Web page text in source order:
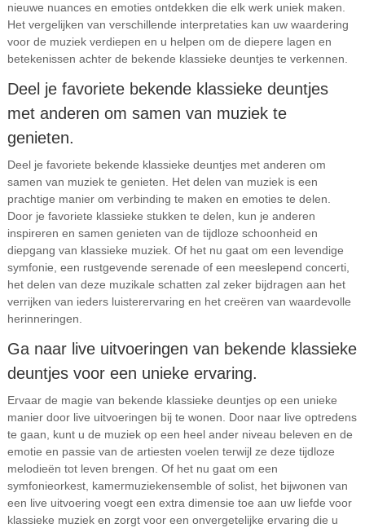
nieuwe nuances en emoties ontdekken die elk werk uniek maken.
Het vergelijken van verschillende interpretaties kan uw waardering
voor de muziek verdiepen en u helpen om de diepere lagen en
betekenissen achter de bekende klassieke deuntjes te verkennen.
Deel je favoriete bekende klassieke deuntjes
met anderen om samen van muziek te
genieten.
Deel je favoriete bekende klassieke deuntjes met anderen om
samen van muziek te genieten. Het delen van muziek is een
prachtige manier om verbinding te maken en emoties te delen.
Door je favoriete klassieke stukken te delen, kun je anderen
inspireren en samen genieten van de tijdloze schoonheid en
diepgang van klassieke muziek. Of het nu gaat om een levendige
symfonie, een rustgevende serenade of een meeslepend concerti,
het delen van deze muzikale schatten zal zeker bijdragen aan het
verrijken van ieders luisterervaring en het creëren van waardevolle
herinneringen.
Ga naar live uitvoeringen van bekende klassieke
deuntjes voor een unieke ervaring.
Ervaar de magie van bekende klassieke deuntjes op een unieke
manier door live uitvoeringen bij te wonen. Door naar live optredens
te gaan, kunt u de muziek op een heel ander niveau beleven en de
emotie en passie van de artiesten voelen terwijl ze deze tijdloze
melodieën tot leven brengen. Of het nu gaat om een
symfonieorkest, kamermuziekensemble of solist, het bijwonen van
een live uitvoering voegt een extra dimensie toe aan uw liefde voor
klassieke muziek en zorgt voor een onvergetelijke ervaring die u